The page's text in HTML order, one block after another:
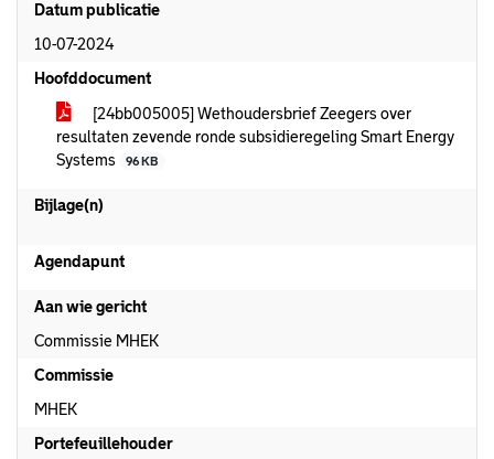
Datum publicatie
10-07-2024
Hoofddocument
[24bb005005] Wethoudersbrief Zeegers over
resultaten zevende ronde subsidieregeling Smart Energy
Systems
96 KB
Bijlage(n)
Agendapunt
Aan wie gericht
Commissie MHEK
Commissie
MHEK
Portefeuillehouder